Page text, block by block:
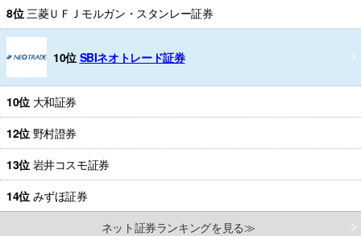
8位 三菱ＵＦＪモルガン・スタンレー証券
10位 SBIネオトレード証券
10位 大和証券
12位 野村證券
13位 岩井コスモ証券
14位 みずほ証券
ネット証券ランキングを見る≫